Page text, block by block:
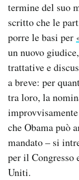
termine del suo
scritto che le
porre le basi per
un nuovo
trattative e
a breve: per
tra loro, la
che Obama può
mandato – si
per il Congresso
Uniti.